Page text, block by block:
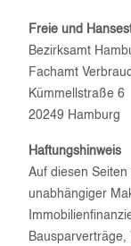
Freie und
Bezirksamt
Fachamt
Kümmellstraße 6
20249 Hamburg
Haftungshinweis
Auf diesen
unabhängiger
Bausparverträge,